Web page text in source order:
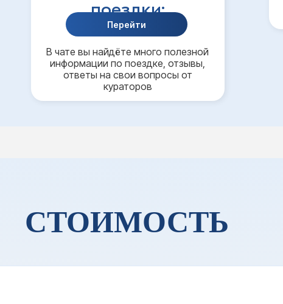
поездки:
Перейти
В чате вы найдёте много полезной
информации по поездке, отзывы,
ответы на свои вопросы от
кураторов
СТОИМОСТЬ